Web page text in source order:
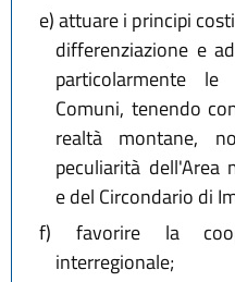
e)attuare i principi
differenziazione e
particolarmente
Comuni, tenendo
realtà montane,
peculiarità dell'Area
e del Circondario di
f) favorire la
interregionale;